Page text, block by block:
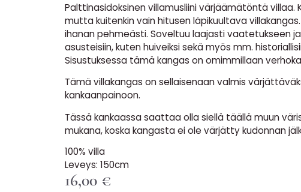
Palttinasidoksinen villamusliini värjäämätöntä villaa.
mutta kuitenkin vain hitusen läpikuultava
ihanan pehmeästi. Soveltuu laajasti vaatetukseen ja
asusteisiin, kuten huiveiksi sekä myös mm.
Sisustuksessa tämä kangas on omimmillaan
Tämä villakangas on sellaisenaan valmis
kankaanpainoon.
Tässä kankaassa saattaa olla siellä täällä muun
mukana, koska kangasta ei ole värjätty kudonnan
100% villa
Leveys: 150cm
16,00 €